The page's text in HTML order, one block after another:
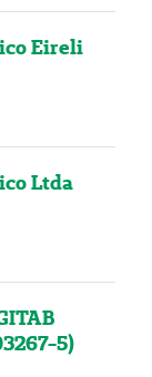
Eireli
Ltda
5)